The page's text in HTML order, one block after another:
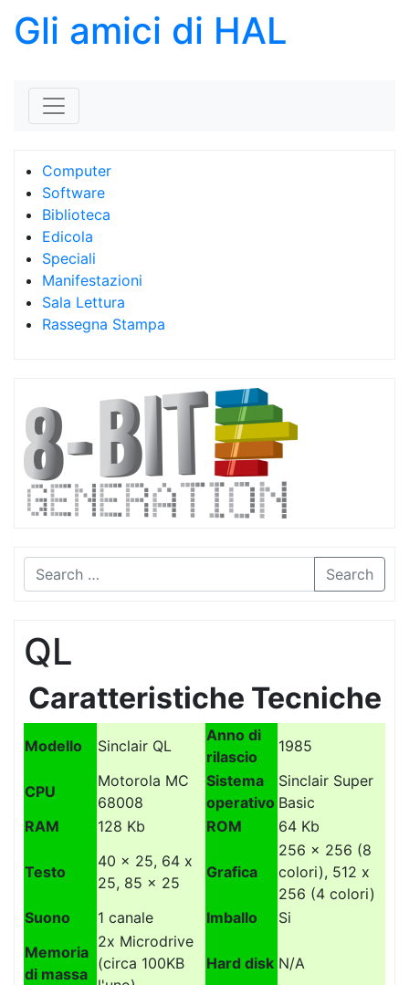
Gli amici di HAL
Computer
Software
Biblioteca
Edicola
Speciali
Manifestazioni
Sala Lettura
Rassegna Stampa
Search
QL
Caratteristiche Tecniche
Modello Sinclair QL
Anno di
rilascio
1985
CPU
Motorola MC
68008
Sistema
operativo
Sinclair Super
Basic
RAM
128 Kb ROM 64 Kb
Testo
40 x 25, 64 x
25, 85 x 25
Grafica
256 x 256 (8
colori), 512 x
256 (4 colori)
Suono
1 canale Imballo
Si
Memoria
di massa
2x Microdrive
(circa 100KB
Hard disk N/A